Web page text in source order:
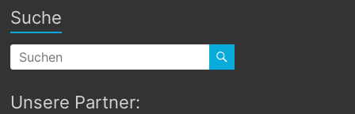
Suche
Unsere Partner: